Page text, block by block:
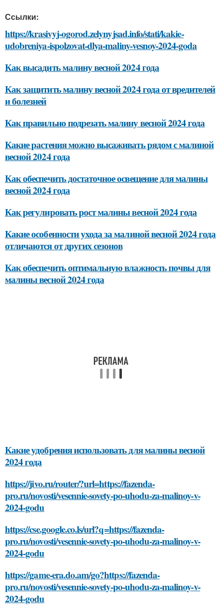
Ссылки:
https://krasivyj-ogorod.zelynyjsad.info/stati/kakie-
udobreniya-ispolzovat-dlya-maliny-vesnoy-2024-goda
Как высадить малину весной 2024 года
Как защитить малину весной 2024 года от вредителей
и болезней
Как правильно подрезать малину весной 2024 года
Какие растения можно высаживать рядом с малиной
весной 2024 года
Как обеспечить достаточное освещение для малины
весной 2024 года
Как регулировать рост малины весной 2024 года
Какие особенности ухода за малиной весной 2024 года
отличаются от других сезонов
Как обеспечить оптимальную влажность почвы для
малины весной 2024 года
Какие удобрения использовать для малины весной
2024 года
https://jivo.ru/router/?url=https://fazenda-
pro.ru/novosti/vesennie-sovety-po-uhodu-za-malinoy-v-
2024-godu
https://cse.google.co.ls/url?q=https://fazenda-
pro.ru/novosti/vesennie-sovety-po-uhodu-za-malinoy-v-
2024-godu
https://game-era.do.am/go?https://fazenda-
pro.ru/novosti/vesennie-sovety-po-uhodu-za-malinoy-v-
2024-godu